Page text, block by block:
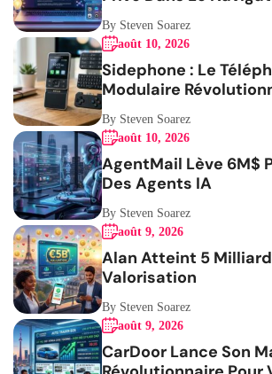
By Steven Soarez
août 10, 2026
Sidephone : Le
Modulaire
Habitudes
By Steven Soarez
août 10, 2026
AgentMail Lève 6M$
Des Agents IA
By Steven Soarez
août 9, 2026
Alan Atteint 5
Valorisation
By Steven Soarez
août 9, 2026
CarDoor Lance Son